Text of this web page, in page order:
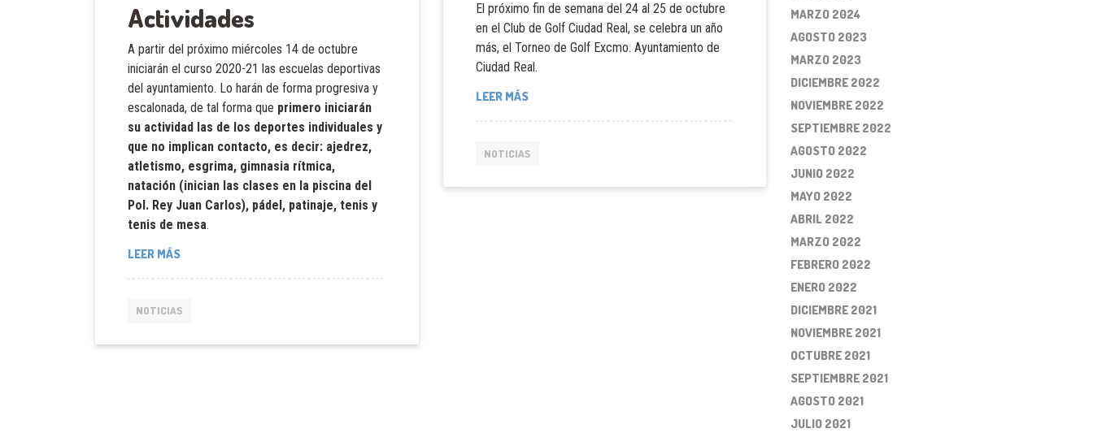
El próximo fin de semana del 24 al 25 de octubre
en el Club de Golf Ciudad Real, se celebra un año
más, el Torneo de Golf Excmo. Ayuntamiento de
Ciudad Real.
LEER MÁS
NOTICIAS
Actividades
A partir del próximo miércoles 14 de octubre
iniciarán el curso 2020-21 las escuelas deportivas
del ayuntamiento. Lo harán de forma progresiva y
escalonada, de tal forma que primero iniciarán
su actividad las de los deportes individuales y
que no implican contacto, es decir: ajedrez,
atletismo, esgrima, gimnasia rítmica,
natación (inician las clases en la piscina del
Pol. Rey Juan Carlos), pádel, patinaje, tenis y
tenis de mesa.
LEER MÁS
NOTICIAS
MARZO 2024
AGOSTO 2023
MARZO 2023
DICIEMBRE 2022
NOVIEMBRE 2022
SEPTIEMBRE 2022
AGOSTO 2022
JUNIO 2022
MAYO 2022
ABRIL 2022
MARZO 2022
FEBRERO 2022
ENERO 2022
DICIEMBRE 2021
NOVIEMBRE 2021
OCTUBRE 2021
SEPTIEMBRE 2021
AGOSTO 2021
JULIO 2021